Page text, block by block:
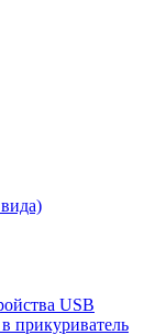
USB
прикуриватель